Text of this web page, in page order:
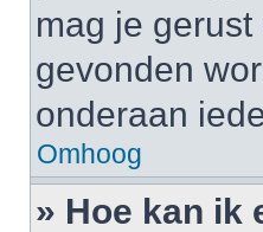
mag je
gevonden
onderaan
Omhoog
» Hoe kan ik